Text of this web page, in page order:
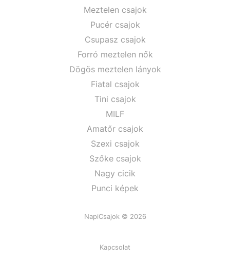
Meztelen csajok
Pucér csajok
Csupasz csajok
Forró meztelen nők
Dögös meztelen lányok
Fiatal csajok
Tini csajok
MILF
Amatőr csajok
Szexi csajok
Szőke csajok
Nagy cicik
Punci képek
NapiCsajok © 2026
Kapcsolat